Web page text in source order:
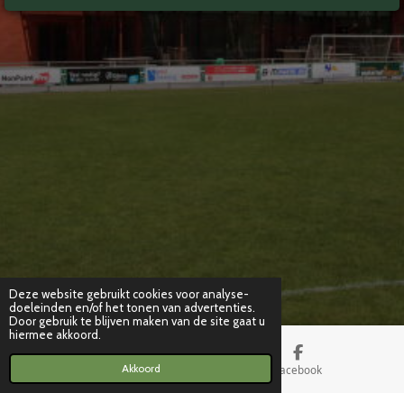
Deze website gebruikt cookies voor analyse-
doeleinden en/of het tonen van advertenties.
Door gebruik te blijven maken van de site gaat u
hiermee akkoord.
Akkoord Facebook